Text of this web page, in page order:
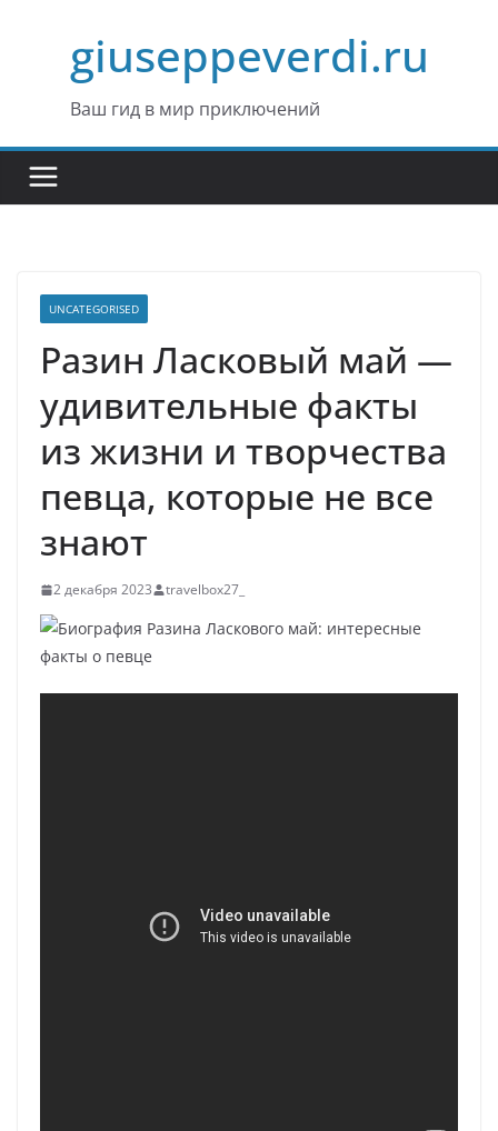
содержимомуgiuseppeverdi.ru
Ваш гид в мир приключений
UNCATEGORISED
Разин Ласковый май —
удивительные факты
из жизни и творчества
певца, которые не все
знают
2 декабря 2023 travelbox27_